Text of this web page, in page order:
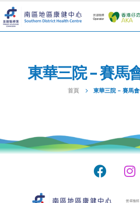
東華三院 – 賽馬
首頁 東華三院 – 賽馬